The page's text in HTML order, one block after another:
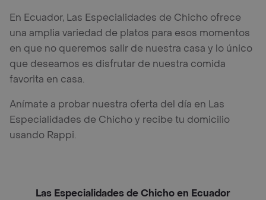
En Ecuador, Las Especialidades de Chicho ofrece
una amplia variedad de platos para esos momentos
en que no queremos salir de nuestra casa y lo único
que deseamos es disfrutar de nuestra comida
favorita en casa.
Anímate a probar nuestra oferta del día en Las
Especialidades de Chicho y recibe tu domicilio
usando Rappi.
Las Especialidades de Chicho en Ecuador